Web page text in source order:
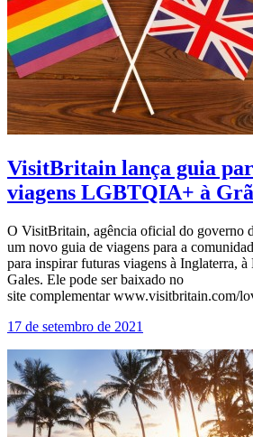
VisitBritain lança guia
viagens LGBTQIA+ à
O VisitBritain, agência oficial do governo
um novo guia de viagens para a
para inspirar futuras viagens à Inglaterra, à
Gales. Ele pode ser baixado no
site complementar www.visitbritain.com/
17 de setembro de 2021